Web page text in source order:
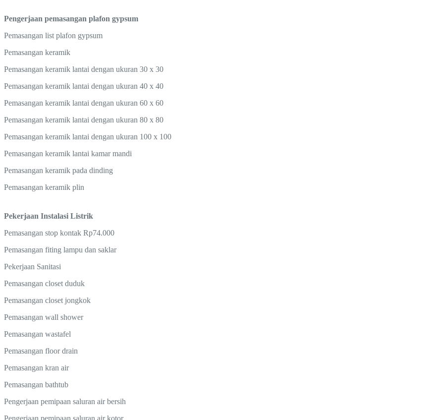
Pengerjaan pemasangan plafon gypsum
Pemasangan list plafon gypsum
Pemasangan keramik
Pemasangan keramik lantai dengan ukuran 30 x 30
Pemasangan keramik lantai dengan ukuran 40 x 40
Pemasangan keramik lantai dengan ukuran 60 x 60
Pemasangan keramik lantai dengan ukuran 80 x 80
Pemasangan keramik lantai dengan ukuran 100 x 100
Pemasangan keramik lantai kamar mandi
Pemasangan keramik pada dinding
Pemasangan keramik plin
Pekerjaan Instalasi Listrik
Pemasangan stop kontak Rp74.000
Pemasangan fiting lampu dan saklar
Pekerjaan Sanitasi
Pemasangan closet duduk
Pemasangan closet jongkok
Pemasangan wall shower
Pemasangan wastafel
Pemasangan floor drain
Pemasangan kran air
Pemasangan bathtub
Pengerjaan pemipaan saluran air bersih
Pengerjaan pemipaan saluran air kotor